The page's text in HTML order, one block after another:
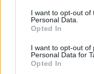
I want to opt-out of
Personal Data.
Opted In
I want to opt-out of
Personal Data for
Opted In